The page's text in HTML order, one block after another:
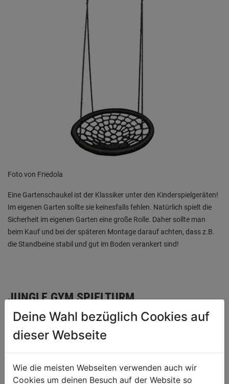
Foto von Friedola
Eine Gartenschaukel ist der Klassiker unter den Kinderspielgeräten!
Im eigenen Garten sollte sie keinesfalls fehlen. Natürlich spielt die
Sicherheit im eigenen Garten eine große Rolle. Daher sollte man
beim Kauf und bei der späteren Montage darauf achten, dass z.B.
die Standbeine stabil und gut im Boden verankert sind!
JUNGLE GYM SPIELTURM
Deine Wahl bezüglich Cookies auf
dieser Webseite
Wie die meisten Webseiten verwenden auch wir
Cookies um deinen Besuch auf der Website so